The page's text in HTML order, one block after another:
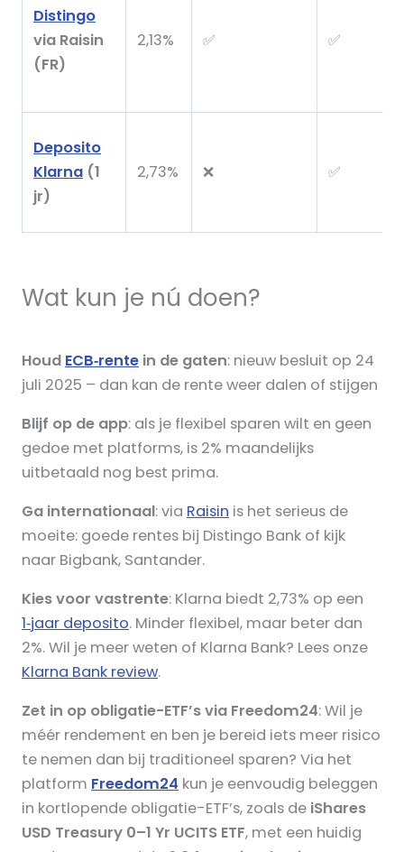
Distingo
via Raisin
(FR)
2,13% ✅ ✅
Deposito
Klarna (1
jr)
2,73% ❌ ✅
Wat kun je nú doen?
Houd ECB‑rente in de gaten: nieuw besluit op 24
juli 2025 – dan kan de rente weer dalen of stijgen
Blijf op de app: als je flexibel sparen wilt en geen
gedoe met platforms, is 2% maandelijks
uitbetaald nog best prima.
Ga internationaal: via Raisin is het serieus de
moeite: goede rentes bij Distingo Bank of kijk
naar Bigbank, Santander.
Kies voor vastrente: Klarna biedt 2,73% op een
1‑jaar deposito. Minder flexibel, maar beter dan
2%. Wil je meer weten of Klarna Bank? Lees onze
Klarna Bank review.
Zet in op obligatie-ETF’s via Freedom24: Wil je
méér rendement en ben je bereid iets meer risico
te nemen dan bij traditioneel sparen? Via het
platform Freedom24 kun je eenvoudig beleggen
in kortlopende obligatie-ETF’s, zoals de iShares
USD Treasury 0–1 Yr UCITS ETF, met een huidig